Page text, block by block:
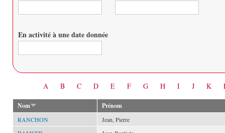
En activité à une date donnée
A B C D E F G H I J K
Nom Prénom
RANCHON
Jean, Pierre